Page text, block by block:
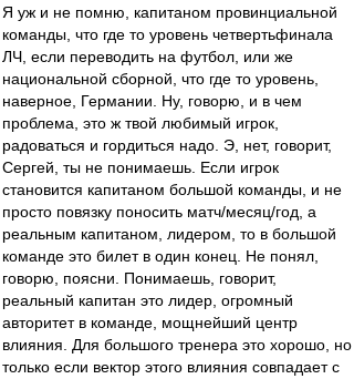
Я уж и не помню, капитаном провинциальной
команды, что где то уровень четвертьфинала
ЛЧ, если переводить на футбол, или же
национальной сборной, что где то уровень,
наверное, Германии. Ну, говорю, и в чем
проблема, это ж твой любимый игрок,
радоваться и гордиться надо. Э, нет, говорит,
Сергей, ты не понимаешь. Если игрок
становится капитаном большой команды, и не
просто повязку поносить матч/месяц/год, а
реальным капитаном, лидером, то в большой
команде это билет в один конец. Не понял,
говорю, поясни. Понимаешь, говорит,
реальный капитан это лидер, огромный
авторитет в команде, мощнейший центр
влияния. Для большого тренера это хорошо, но
только если вектор этого влияния совпадает с